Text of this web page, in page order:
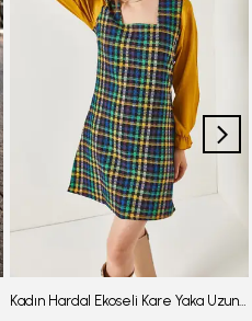
Kadın Hardal Ekoseli Kare Yaka Uzun Kol Elbise ARM-22Y001182